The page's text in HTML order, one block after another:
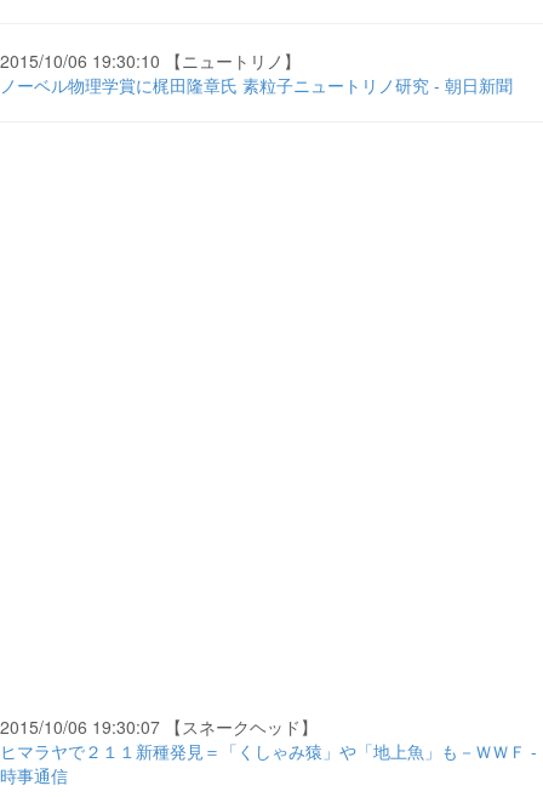
2015/10/06 19:30:10 【ニュートリノ】
ノーベル物理学賞に梶田隆章氏 素粒子ニュートリノ研究 - 朝日新聞
2015/10/06 19:30:07 【スネークヘッド】
ヒマラヤで２１１新種発見＝「くしゃみ猿」や「地上魚」も－ＷＷＦ -
時事通信